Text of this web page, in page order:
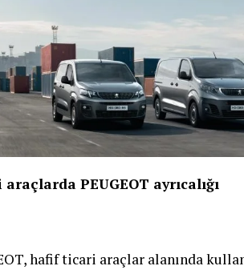
PEUGEOT ayrıcalığı
hafif ticari araçlar alanında